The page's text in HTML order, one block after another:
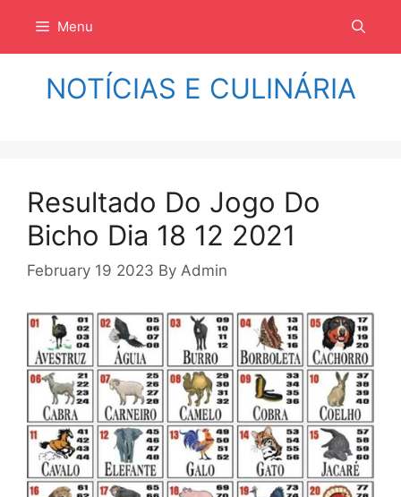
isi
Menu
NOTÍCIAS E CULINÁRIA
Resultado Do Jogo Do
Bicho Dia 18 12 2021
February 19 2023 By Admin